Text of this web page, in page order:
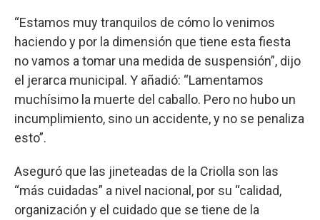
“Estamos muy tranquilos de cómo lo venimos
haciendo y por la dimensión que tiene esta fiesta
no vamos a tomar una medida de suspensión”, dijo
el jerarca municipal. Y añadió: “Lamentamos
muchísimo la muerte del caballo. Pero no hubo un
incumplimiento, sino un accidente, y no se penaliza
esto”.
Aseguró que las jineteadas de la Criolla son las
“más cuidadas” a nivel nacional, por su “calidad,
organización y el cuidado que se tiene de la